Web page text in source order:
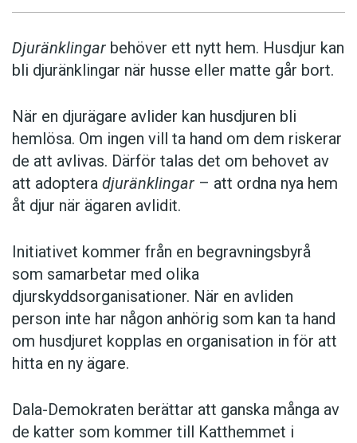
Djuränklingar behöver ett nytt hem. Husdjur kan
bli djuränklingar när husse eller matte går bort.
När en djurägare avlider kan husdjuren bli
hemlösa. Om ingen vill ta hand om dem riskerar
de att avlivas. Därför talas det om behovet av
att adoptera djuränklingar – att ordna nya hem
åt djur när ägaren avlidit.
Initiativet kommer från en begravningsbyrå
som samarbetar med olika
djurskyddsorganisationer. När en avliden
person inte har någon anhörig som kan ta hand
om husdjuret kopplas en organisation in för att
hitta en ny ägare.
Dala-Demokraten berättar att ganska många av
de katter som kommer till Katthemmet i